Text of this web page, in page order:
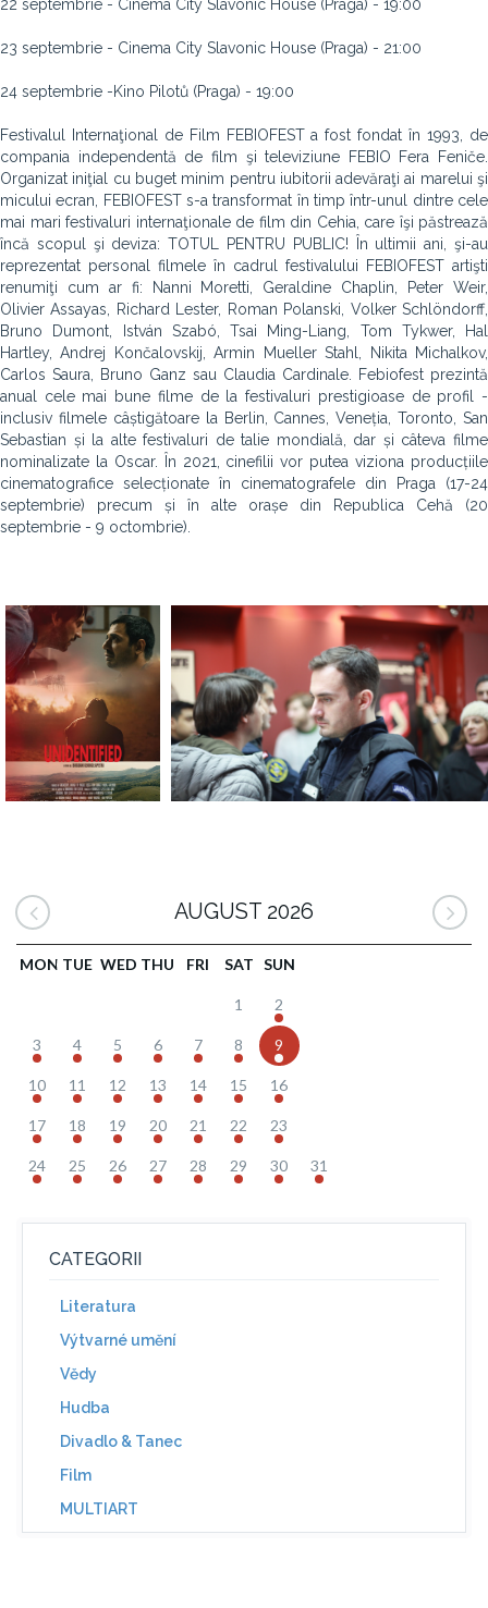
22 septembrie - Cinema City Slavonic House (Praga) - 19:00
23 septembrie - Cinema City Slavonic House (Praga) - 21:00
24 septembrie -Kino Pilotů (Praga) - 19:00
Festivalul Internaţional de Film FEBIOFEST a fost fondat în 1993, de
compania independentă de film şi televiziune FEBIO Fera Feniče.
Organizat iniţial cu buget minim pentru iubitorii adevăraţi ai marelui şi
micului ecran, FEBIOFEST s-a transformat în timp într-unul dintre cele
mai mari festivaluri internaţionale de film din Cehia, care îşi păstrează
încă scopul şi deviza: TOTUL PENTRU PUBLIC! În ultimii ani, şi-au
reprezentat personal filmele în cadrul festivalului FEBIOFEST artişti
renumiţi cum ar fi: Nanni Moretti, Geraldine Chaplin, Peter Weir,
Olivier Assayas, Richard Lester, Roman Polanski, Volker Schlöndorff,
Bruno Dumont, István Szabó, Tsai Ming-Liang, Tom Tykwer, Hal
Hartley, Andrej Končalovskij, Armin Mueller Stahl, Nikita Michalkov,
Carlos Saura, Bruno Ganz sau Claudia Cardinale. Febiofest prezintă
anual cele mai bune filme de la festivaluri prestigioase de profil -
inclusiv filmele câștigătoare la Berlin, Cannes, Veneția, Toronto, San
Sebastian și la alte festivaluri de talie mondială, dar și câteva filme
nominalizate la Oscar. În 2021, cinefilii vor putea viziona producțiile
cinematografice selecționate în cinematografele din Praga (17-24
septembrie) precum și în alte orașe din Republica Cehă (20
septembrie - 9 octombrie).
AUGUST 2026
MON TUE WED THU FRI SAT SUN
1 2
3 4 5 6 7 8 9
10 11 12 13 14 15 16
17 18 19 20 21 22 23
24 25 26 27 28 29 30 31
CATEGORII
Literatura
Výtvarné umění
Vědy
Hudba
Divadlo & Tanec
Film
MULTIART